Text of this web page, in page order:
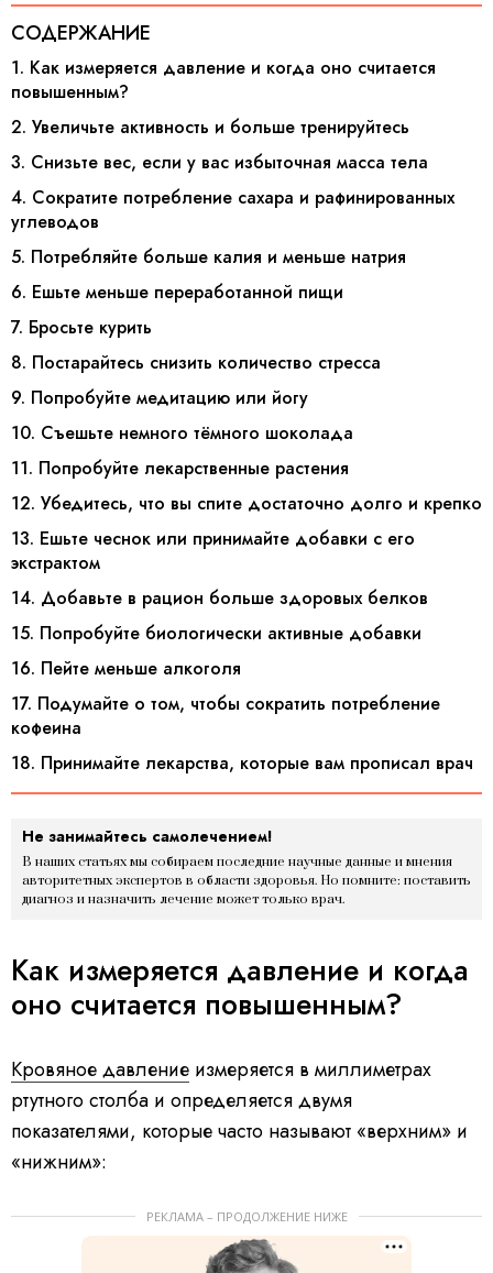
СОДЕРЖАНИЕ
1. Как измеряется давление и когда оно считается
повышенным?
2. Увеличьте активность и больше тренируйтесь
3. Снизьте вес, если у вас избыточная масса тела
4. Сократите потребление сахара и рафинированных
углеводов
5. Потребляйте больше калия и меньше натрия
6. Ешьте меньше переработанной пищи
7. Бросьте курить
8. Постарайтесь снизить количество стресса
9. Попробуйте медитацию или йогу
10. Съешьте немного тёмного шоколада
11. Попробуйте лекарственные растения
12. Убедитесь, что вы спите достаточно долго и крепко
13. Ешьте чеснок или принимайте добавки с его
экстрактом
14. Добавьте в рацион больше здоровых белков
15. Попробуйте биологически активные добавки
16. Пейте меньше алкоголя
17. Подумайте о том, чтобы сократить потребление
кофеина
18. Принимайте лекарства, которые вам прописал врач
Не занимайтесь самолечением!
В наших статьях мы собираем последние научные данные и мнения
авторитетных экспертов в области здоровья. Но помните: поставить
диагноз и назначить лечение может только врач.
Как измеряется давление и когда
оно считается повышенным?
Кровяное давление измеряется в миллиметрах
ртутного столба и определяется двумя
показателями, которые часто называют «верхним» и
«нижним»:
РЕКЛАМА – ПРОДОЛЖЕНИЕ НИЖЕ